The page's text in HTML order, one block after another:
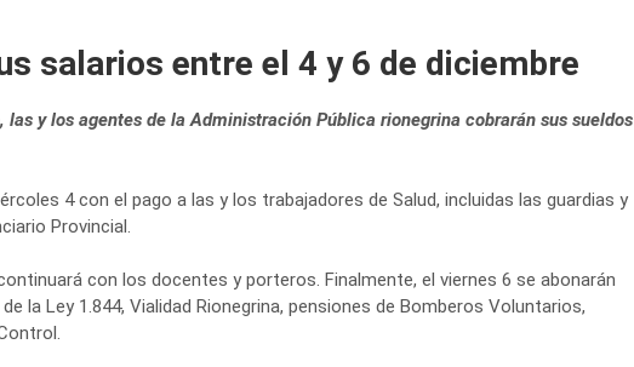
salarios entre el 4 y 6 de diciembre
y los agentes de la Administración Pública rionegrina cobrarán sus sueldos
4 con el pago a las y los trabajadores de Salud, incluidas las guardias y
Provincial.
con los docentes y porteros. Finalmente, el viernes 6 se abonarán
la Ley 1.844, Vialidad Rionegrina, pensiones de Bomberos Voluntarios,